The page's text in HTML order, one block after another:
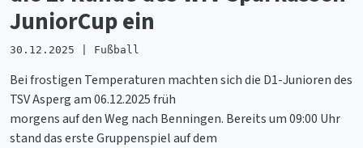
JuniorCup ein
30.12.2025 | Fußball
Bei frostigen Temperaturen machten sich die D1-Junioren des
TSV Asperg am 06.12.2025 früh
morgens auf den Weg nach Benningen. Bereits um 09:00 Uhr
stand das erste Gruppenspiel auf dem